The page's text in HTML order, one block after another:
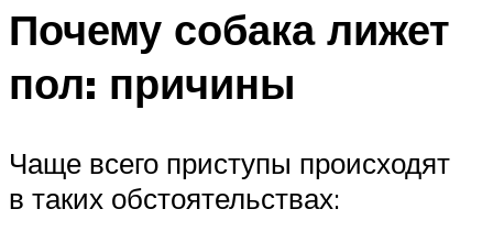
Почему собака лижет
пол: причины
Чаще всего приступы происходят
в таких обстоятельствах: